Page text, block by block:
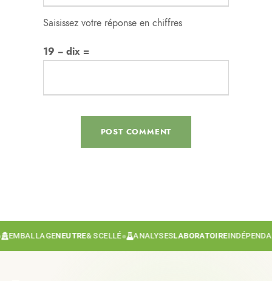
Saisissez votre réponse en chiffres
19 − dix =
NEUTRE& SCELLÉ● ANALYSESLABORATOIREINDÉPENDANT●